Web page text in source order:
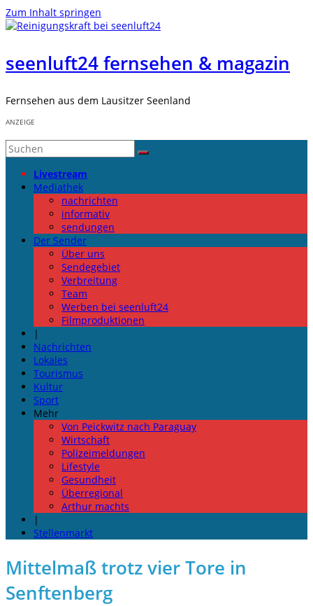
Zum Inhalt springen
seenluft24 fernsehen & magazin
Fernsehen aus dem Lausitzer Seenland
ANZEIGE
Livestream
Mediathek
nachrichten
informativ
sendungen
Der Sender
Über uns
Sendegebiet
Verbreitung
Team
Werben bei seenluft24
Filmproduktionen
|
Nachrichten
Lokales
Tourismus
Kultur
Sport
Mehr
Von Peickwitz nach Paraguay
Wirtschaft
Polizeimeldungen
Lifestyle
Gesundheit
Überregional
Arthur machts
|
Stellenmarkt
Mittelmaß trotz vier Tore in
Senftenberg